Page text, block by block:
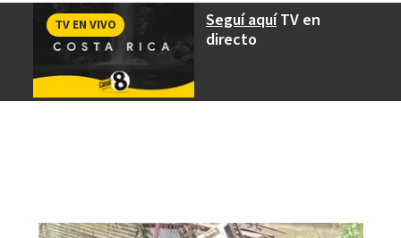
Seguí aquíTV en
directo
TV EN VIVO